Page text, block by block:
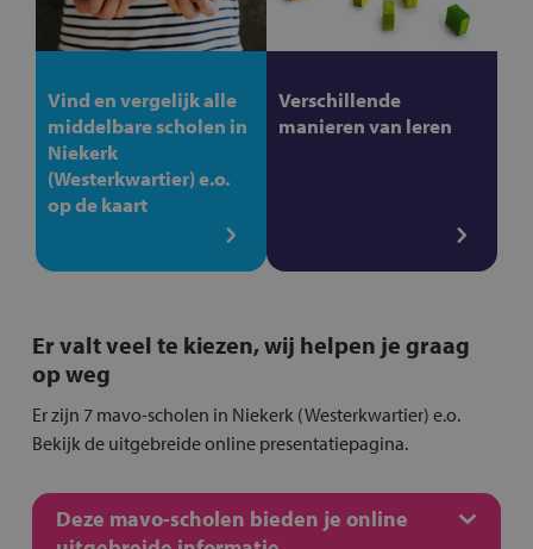
Vind en vergelijk alle
middelbare scholen in
Niekerk
(Westerkwartier) e.o.
op de kaart
Verschillende
manieren van leren
Er valt veel te kiezen, wij helpen je graag
op weg
Er zijn 7 mavo-scholen in Niekerk (Westerkwartier) e.o.
Bekijk de uitgebreide online presentatiepagina.
Deze mavo-scholen bieden je online